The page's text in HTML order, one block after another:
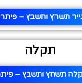
תשחץ ותשבץ –
תקלה
תשחץ ותשבץ –